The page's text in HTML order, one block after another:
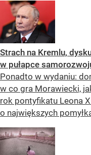
Strach na Kremlu,
w pułapce
Ponadto w wydaniu:
w co gra Morawiecki,
rok pontyfikatu Leona
o największych